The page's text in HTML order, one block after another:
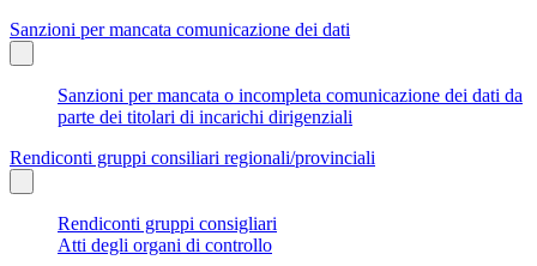
Sanzioni per mancata comunicazione dei dati
Sanzioni per mancata o incompleta comunicazione dei dati da
parte dei titolari di incarichi dirigenziali
Rendiconti gruppi consiliari regionali/provinciali
Rendiconti gruppi consigliari
Atti degli organi di controllo